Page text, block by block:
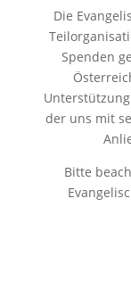
Die
Spenden
der uns mit
Bitte